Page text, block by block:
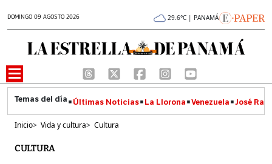
DOMINGO 09 AGOSTO 2026 29.6°C | PANAMÁ
Últimas Noticias La Llorona Venezuela José
Inicio> Vida y cultura> Cultura
CULTURA